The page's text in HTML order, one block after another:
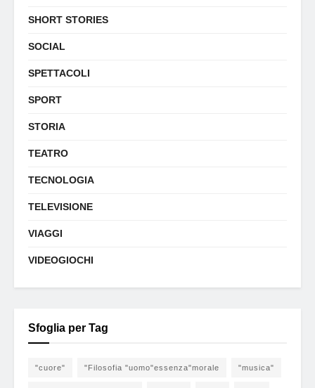
SHORT STORIES
SOCIAL
SPETTACOLI
SPORT
STORIA
TEATRO
TECNOLOGIA
TELEVISIONE
VIAGGI
VIDEOGIOCHI
Sfoglia per Tag
"cuore" "Filosofia "uomo"essenza"morale "musica"